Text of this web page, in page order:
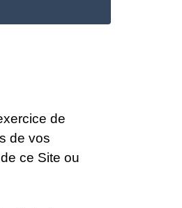
de
de vos
ce Site ou